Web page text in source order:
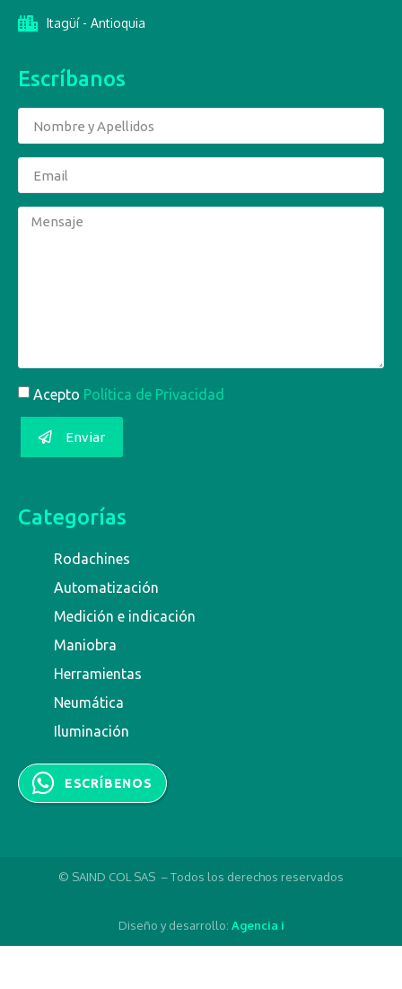
Itagüí - Antioquia
Escríbanos
Acepto Política de Privacidad
Enviar
Categorías
Rodachines
Automatización
Medición e indicación
Maniobra
Herramientas
Neumática
Iluminación
ESCRÍBENOS
© SAIND COL SAS – Todos los derechos reservados
Diseño y desarrollo: Agencia i